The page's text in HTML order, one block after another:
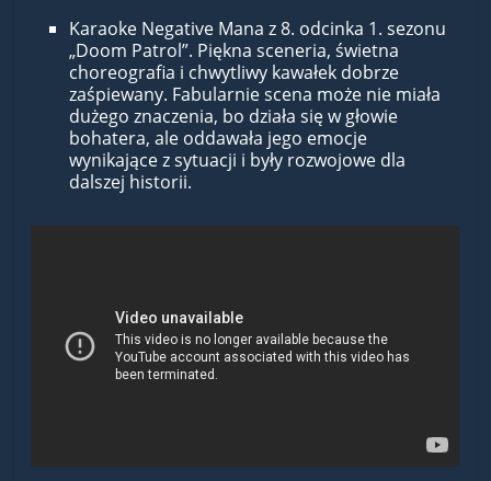
Karaoke Negative Mana z 8. odcinka 1. sezonu
„Doom Patrol”. Piękna sceneria, świetna
choreografia i chwytliwy kawałek dobrze
zaśpiewany. Fabularnie scena może nie miała
dużego znaczenia, bo działa się w głowie
bohatera, ale oddawała jego emocje
wynikające z sytuacji i były rozwojowe dla
dalszej historii.